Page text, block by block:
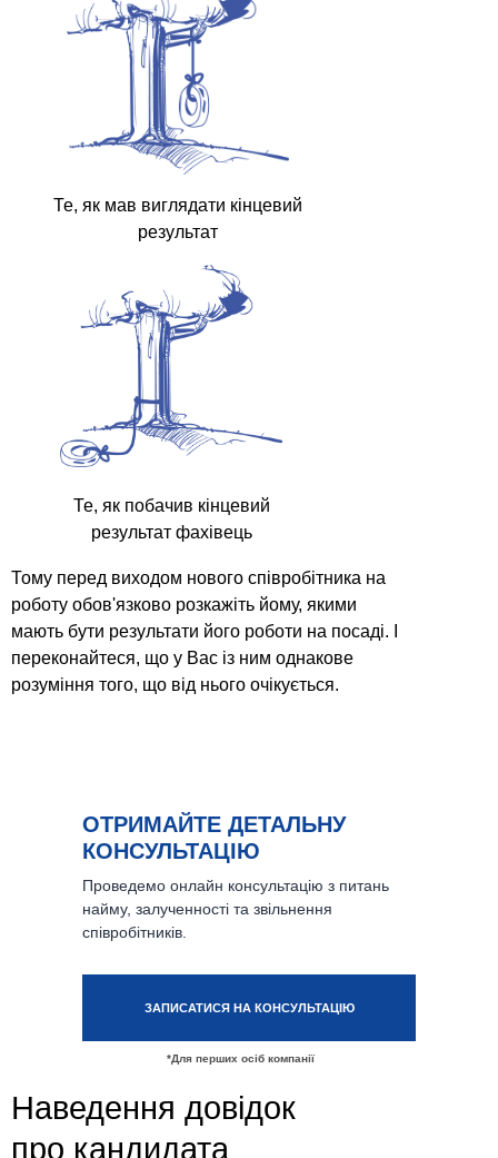
Те, як мав виглядати кінцевий
результат
Те, як побачив кінцевий
результат фахівець
Тому перед виходом нового співробітника на
роботу обов'язково розкажіть йому, якими
мають бути результати його роботи на посаді. І
переконайтеся, що у Вас із ним однакове
розуміння того, що від нього очікується.
ОТРИМАЙТЕ ДЕТАЛЬНУ
КОНСУЛЬТАЦІЮ
ЗАПИСАТИСЯ НА КОНСУЛЬТАЦІЮ
Проведемо онлайн консультацію з питань
найму, залученностi та звільнення
співробітників.
*Для перших осіб компанії
Наведення довідок
про кандидата